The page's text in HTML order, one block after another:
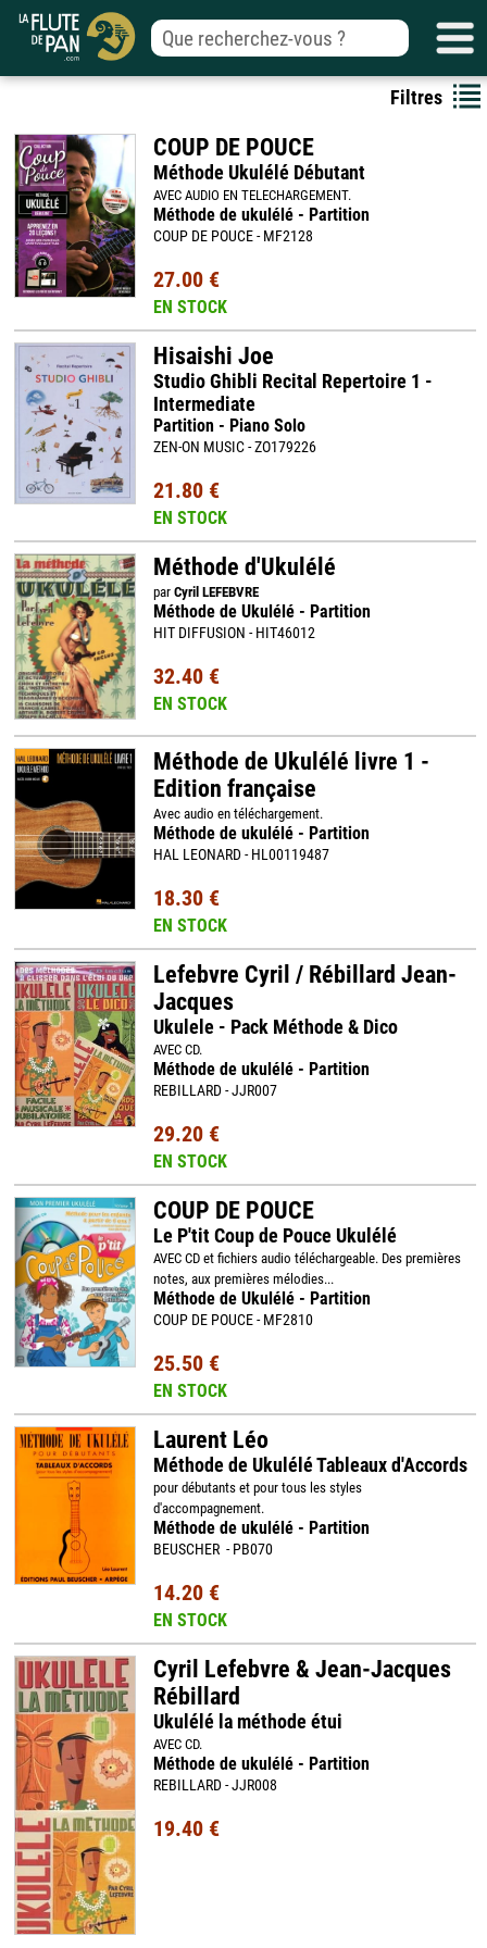
Filtres
COUP DE POUCE
Méthode Ukulélé Débutant
AVEC AUDIO EN TELECHARGEMENT.
Méthode de ukulélé - Partition
COUP DE POUCE - MF2128
27.00 €
EN STOCK
Hisaishi Joe
Studio Ghibli Recital Repertoire 1 -
Intermediate
Partition - Piano Solo
ZEN-ON MUSIC - ZO179226
21.80 €
EN STOCK
Méthode d'Ukulélé
par Cyril LEFEBVRE
Méthode de Ukulélé - Partition
HIT DIFFUSION - HIT46012
32.40 €
EN STOCK
Méthode de Ukulélé livre 1 -
Edition française
Avec audio en téléchargement.
Méthode de ukulélé - Partition
HAL LEONARD - HL00119487
18.30 €
EN STOCK
Lefebvre Cyril / Rébillard Jean-
Jacques
Ukulele - Pack Méthode & Dico
AVEC CD.
Méthode de ukulélé - Partition
REBILLARD - JJR007
29.20 €
EN STOCK
COUP DE POUCE
Le P'tit Coup de Pouce Ukulélé
AVEC CD et fichiers audio téléchargeable. Des premières
notes, aux premières mélodies...
Méthode de Ukulélé - Partition
COUP DE POUCE - MF2810
25.50 €
EN STOCK
Laurent Léo
Méthode de Ukulélé Tableaux d'Accords
pour débutants et pour tous les styles
d'accompagnement.
Méthode de ukulélé - Partition
BEUSCHER - PB070
14.20 €
EN STOCK
Cyril Lefebvre & Jean-Jacques
Rébillard
Ukulélé la méthode étui
AVEC CD.
Méthode de ukulélé - Partition
REBILLARD - JJR008
19.40 €